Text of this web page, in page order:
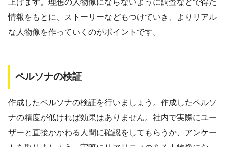
上げます。理想の人物像にならないように調査などで得た
情報をもとに、ストーリーなどもつけていき、よりリアル
な人物像を作っていくのがポイントです。
ペルソナの検証
作成したペルソナの検証を行いましょう。作成したペルソ
ナの精度が低ければ効果はありません。社内で実際にユー
ザーと直接かかわる人間に確認をしてもらうか、アンケー